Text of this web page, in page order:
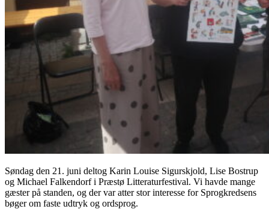
Søndag den 21. juni deltog Karin Louise Sigurskjold, Lise Bostrup
og Michael Falkendorf i Præstø Litteraturfestival. Vi havde mange
gæster på standen, og der var atter stor interesse for Sprogkredsens
bøger om faste udtryk og ordsprog.